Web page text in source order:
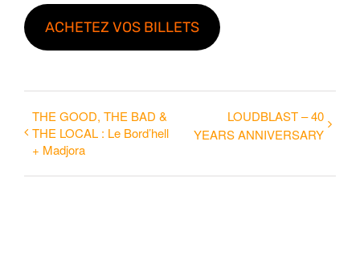
ACHETEZ VOS BILLETS
THE GOOD, THE BAD &
THE LOCAL : Le Bord’hell
+ Madjora
LOUDBLAST – 40
YEARS ANNIVERSARY